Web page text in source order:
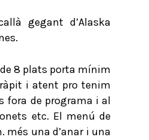
gegant d’Alaska
8 plats porta mínim
i atent pro tenim
fora de programa i al
etc. El menú de
més una d’anar i una